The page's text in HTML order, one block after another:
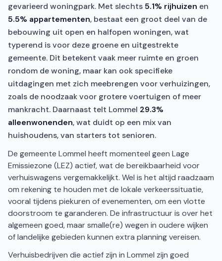
gevarieerd woningpark. Met slechts 5.1% rijhuizen en
5.5% appartementen, bestaat een groot deel van de
bebouwing uit open en halfopen woningen, wat
typerend is voor deze groene en uitgestrekte
gemeente. Dit betekent vaak meer ruimte en groen
rondom de woning, maar kan ook specifieke
uitdagingen met zich meebrengen voor verhuizingen,
zoals de noodzaak voor grotere voertuigen of meer
mankracht. Daarnaast telt Lommel 29.3%
alleenwonenden, wat duidt op een mix van
huishoudens, van starters tot senioren.
De gemeente Lommel heeft momenteel geen Lage
Emissiezone (LEZ) actief, wat de bereikbaarheid voor
verhuiswagens vergemakkelijkt. Wel is het altijd raadzaam
om rekening te houden met de lokale verkeerssituatie,
vooral tijdens piekuren of evenementen, om een vlotte
doorstroom te garanderen. De infrastructuur is over het
algemeen goed, maar smalle(re) wegen in oudere wijken
of landelijke gebieden kunnen extra planning vereisen.
Verhuisbedrijven die actief zijn in Lommel zijn goed